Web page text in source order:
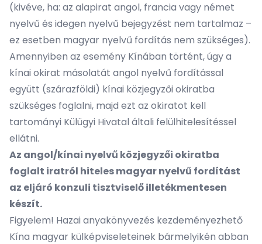
(kivéve, ha: az alapirat angol, francia vagy német
nyelvű és idegen nyelvű bejegyzést nem tartalmaz –
ez esetben magyar nyelvű fordítás nem szükséges).
Amennyiben az esemény Kínában történt, úgy a
kínai okirat másolatát angol nyelvű fordítással
együtt (szárazföldi) kínai közjegyzői okiratba
szükséges foglalni, majd ezt az okiratot kell
tartományi Külügyi Hivatal általi felülhitelesítéssel
ellátni.
Az angol/kínai nyelvű közjegyzői okiratba
foglalt iratról hiteles magyar nyelvű fordítást
az eljáró konzuli tisztviselő illetékmentesen
készít.
Figyelem! Hazai anyakönyvezés kezdeményezhető
Kína magyar külképviseleteinek bármelyikén abban